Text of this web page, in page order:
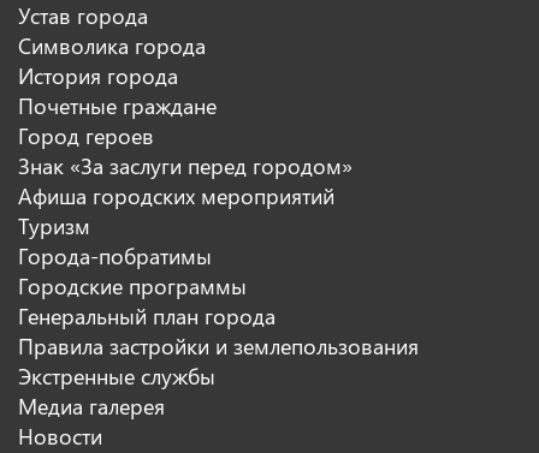
Устав города
Символика города
История города
Почетные граждане
Город героев
Знак «За заслуги перед городом»
Афиша городских мероприятий
Туризм
Города-побратимы
Городские программы
Генеральный план города
Правила застройки и землепользования
Экстренные службы
Медиа галерея
Новости